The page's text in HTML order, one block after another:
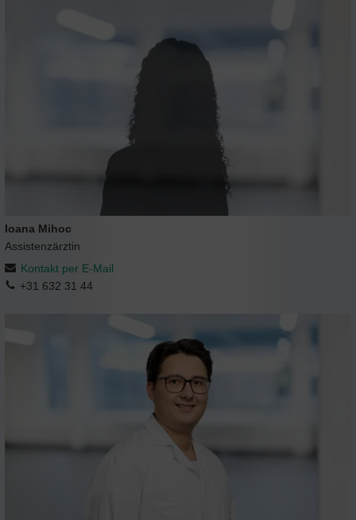
Ioana Mihoc
Assistenzärztin
Kontakt per E-Mail
+31 632 31 44